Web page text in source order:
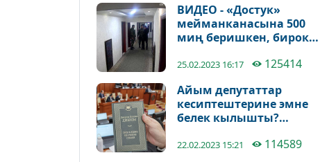
ВИДЕО - «Достук»
мейманканасына 500
миң беришкен, бирок
жатат, - адвокат
25.02.2023 16:17 125414
Айым депутаттар
кесиптештерине эмне
белек кылышты?
22.02.2023 15:21 114589